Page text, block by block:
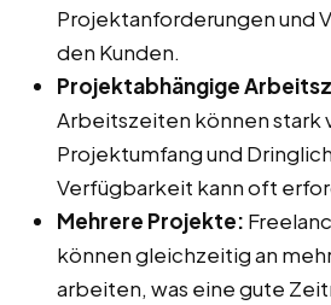
Projektanforderungen und
den Kunden.
Projektabhängige
Arbeitszeiten können stark
Projektumfang und
Verfügbarkeit kann oft
Mehrere Projekte:
können gleichzeitig an
arbeiten, was eine gute